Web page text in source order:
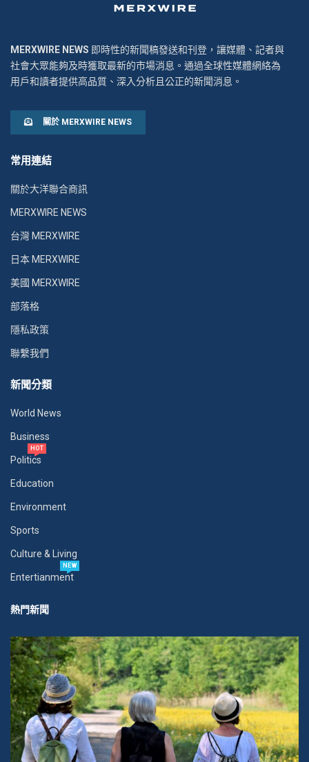
MERXWIRE NEWS 即時性的新聞稿發送和刊登，讓媒體、記者與
社會大眾能夠及時獲取最新的市場消息。通過全球性媒體網絡為
用戶和讀者提供高品質、深入分析且公正的新聞消息。
關於 MERXWIRE NEWS
常用連結
關於大洋聯合商訊
MERXWIRE NEWS
台灣 MERXWIRE
日本 MERXWIRE
美國 MERXWIRE
部落格
隱私政策
聯繫我們
新聞分類
World News
Business
Politics
HOT
Education
Environment
Sports
Culture & Living
Entertianment
NEW
熱門新聞